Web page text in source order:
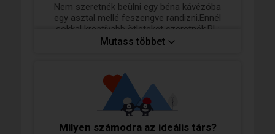
Nem szeretnék beülni egy béna kávézóba
egy asztal mellé feszengve randizni.Ennél
sokkal kreatívabb ötleteket szeretnék.PL:
Magyar Zene Háza,Fotózás egyik stúdióban
Mutass többet
Milyen számodra az ideális társ?